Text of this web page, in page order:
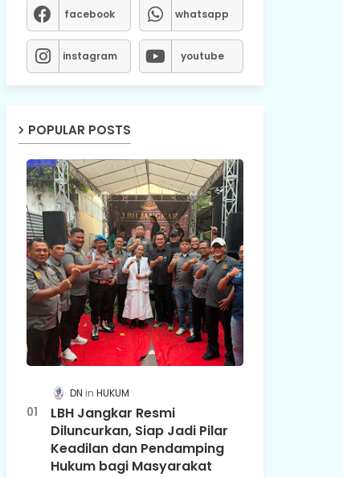
facebook whatsapp
instagram youtube
POPULAR POSTS
DN HUKUM
LBH Jangkar Resmi
Diluncurkan, Siap Jadi Pilar
Keadilan dan Pendamping
Hukum bagi Masyarakat